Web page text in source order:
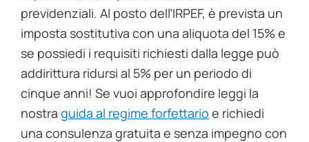
previdenziali. Al posto dell’IRPEF, è prevista un
imposta sostitutiva con una aliquota del 15% e
se possiedi i requisiti richiesti dalla legge può
addirittura ridursi al 5% per un periodo di
cinque anni! Se vuoi approfondire leggi la
nostra guida al regime forfettario e richiedi
una consulenza gratuita e senza impegno con